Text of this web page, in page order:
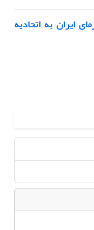
ایران به اتحادیه